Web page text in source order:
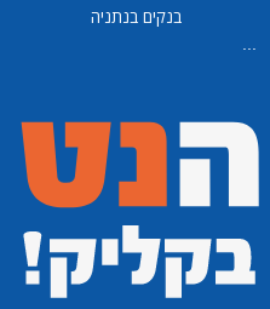
בנקים בנתניה
...